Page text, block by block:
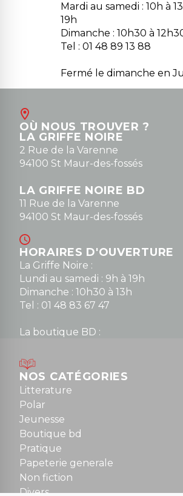
Mardi au samedi : 10h à
19h
Dimanche : 10h30 à
Tel : 01 48 89 13 88
Fermé le dimanche en
Août
contact@la-griffe-
0148836747
OÙ NOUS TROUVER ?
LA GRIFFE NOIRE
2 Rue de la Varenne
94100 St Maur-des-fossés
LA GRIFFE NOIRE BD
11 Rue de la Varenne
94100 St Maur-des-fossés
HORAIRES D'OUVERTURE
La Griffe Noire :
Lundi au samedi : 9h à 19h
Dimanche : 10h30 à 13h
Tel : 01 48 83 67 47
La boutique BD :
Mardi au samedi : 10h à 13h / 14h à
Dimanche : 10h30 à 12h30
Tel : 01 48 89 13 88
NOUS CONTACTER
contact@la-griffe-noire.com
NOS CATÉGORIES
Litterature
Polar
Jeunesse
Boutique bd
Pratique
Papeterie generale
Non fiction
Divers